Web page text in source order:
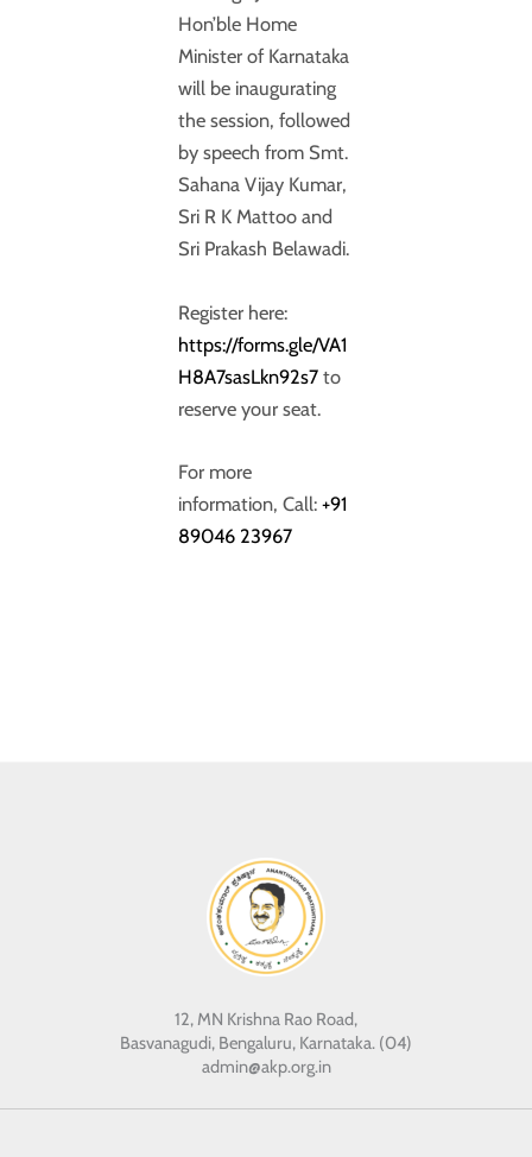
Hon’ble Home
Minister of Karnataka
will be inaugurating
the session, followed
by speech from Smt.
Sahana Vijay Kumar,
Sri R K Mattoo and
Sri Prakash Belawadi.
Register here:
https://forms.gle/VA1
H8A7sasLkn92s7 to
reserve your seat.
For more
information, Call: +91
89046 23967
12, MN Krishna Rao Road,
Basvanagudi, Bengaluru, Karnataka. (04)
admin@akp.org.in